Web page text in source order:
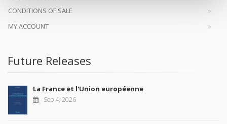
CONDITIONS OF SALE
MY ACCOUNT
Future Releases
La France et l'Union européenne
Sep 4, 2026